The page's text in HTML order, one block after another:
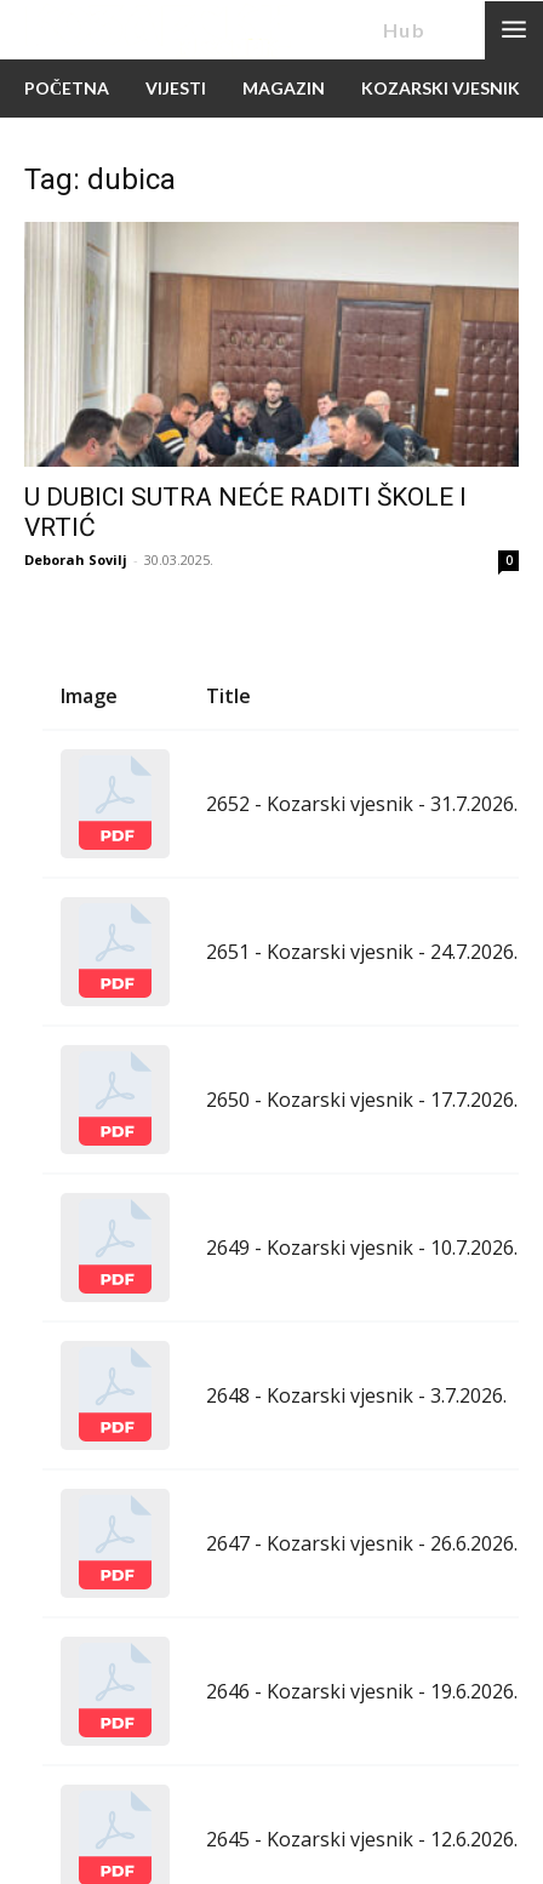
Hub
POČETNA VIJESTI MAGAZIN KOZARSKI VJESNIK
Tag: dubica
U DUBICI SUTRA NEĆE RADITI ŠKOLE I
VRTIĆ
Deborah Sovilj - 30.03.2025. 0
Image Title
2652 - Kozarski vjesnik - 31.7.2026.
2651 - Kozarski vjesnik - 24.7.2026.
2650 - Kozarski vjesnik - 17.7.2026.
2649 - Kozarski vjesnik - 10.7.2026.
2648 - Kozarski vjesnik - 3.7.2026.
2647 - Kozarski vjesnik - 26.6.2026.
2646 - Kozarski vjesnik - 19.6.2026.
2645 - Kozarski vjesnik - 12.6.2026.